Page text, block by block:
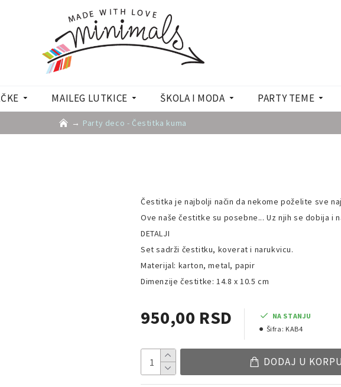
MAILEG LUTKICE ŠKOLA I MODA PARTY TEME
Party deco - Čestitka kuma
Čestitka je najbolji način da nekome poželite sve
Ove naše čestitke su posebne... Uz njih se dobija i
DETALJI
Set sadrži čestitku, koverat i narukvicu.
Materijal: karton, metal, papir
Dimenzije čestitke: 14.8 x 10.5 cm
950,00 RSD
NA STANJU
Šifra: KAB4
DODAJ U KORPU